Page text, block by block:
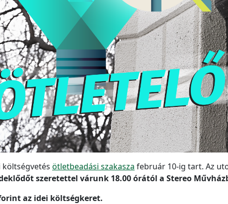
költségvetés ötletbeadási szakasza február 10-ig tart. Az
szeretettel várunk 18.00 órától a Stereo
az idei költségkeret.